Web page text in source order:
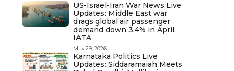
US-Israel-Iran War News Live
Updates: Middle East war
drags global air passenger
demand down 3.4% in April:
IATA
May 29, 2026
Karnataka Politics Live
Updates: Siddaramaiah Meets